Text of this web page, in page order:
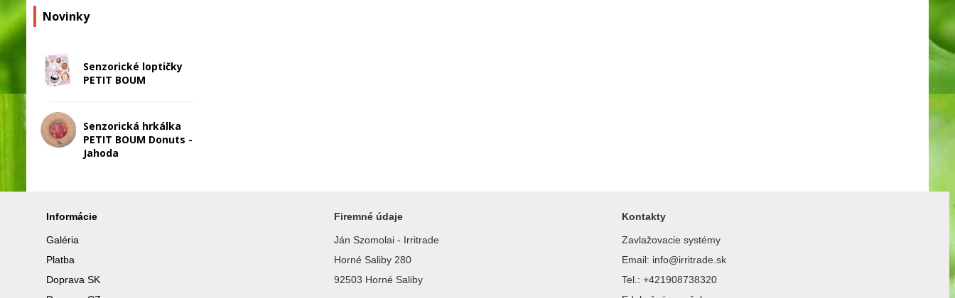
Novinky
Senzorické loptičky
PETIT BOUM
Senzorická hrkálka
PETIT BOUM Donuts -
Jahoda
Informácie
Galéria
Platba
Doprava SK
Firemné údaje
Ján Szomolai - Irritrade
Horné Saliby 280
92503 Horné Saliby
Kontakty
Zavlažovacie systémy
Email: info@irritrade.sk
Tel.: +421908738320